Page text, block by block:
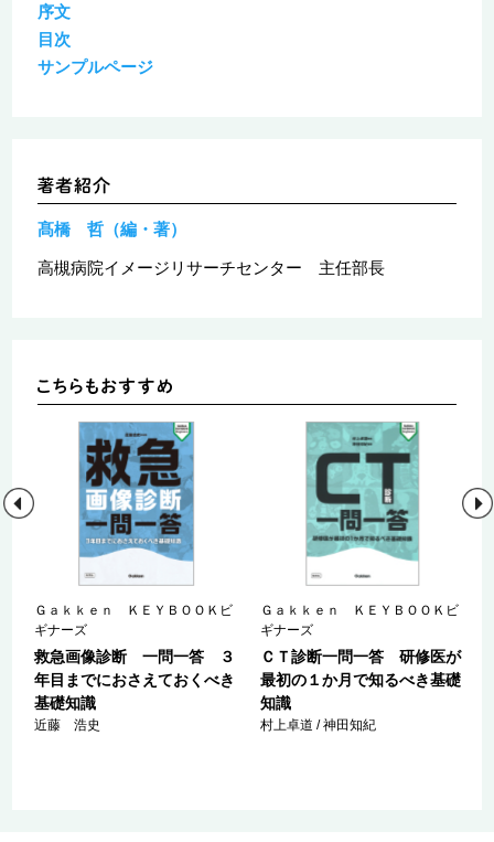
序文
目次
サンプルページ
髙橋 哲（編・著）
高槻病院イメージリサーチセンター 主任部長
Ｇａｋｋｅｎ ＫＥＹＢＯＯＫビ
ギナーズ
救急画像診断 一問一答 ３
年目までにおさえておくべき
基礎知識
近藤 浩史
Ｇａｋｋｅｎ ＫＥＹＢＯＯＫビ
ギナーズ
ＣＴ診断一問一答 研修医が
最初の１か月で知るべき基礎
知識
村上卓道 / 神田知紀